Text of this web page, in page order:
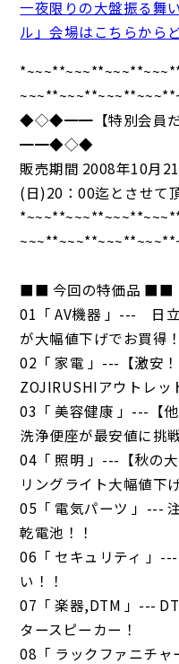
一夜限りの大盤振る舞
ル」会場はこちらから
◆◇◆━━【特別会員だ
━━◆◇◆
販売期間 2008年10月
(日)20：00迄とさせて
■■ 今回の特価品 ■■
01「 AV機器 」--- 日
が大幅値下げでお買得
02「 家電 」---【激安
ZOJIRUSHIアウトレッ
03「 美容健康 」---【
洗浄便座が最安値に挑
04「 照明 」---【秋の
リングライト大幅値下
05「 電気パーツ 」---
乾電池！！
06「 セキュリティ 」
い！！
07「 楽器,DTM 」---
タースピーカー！
08「 ラックファニチ